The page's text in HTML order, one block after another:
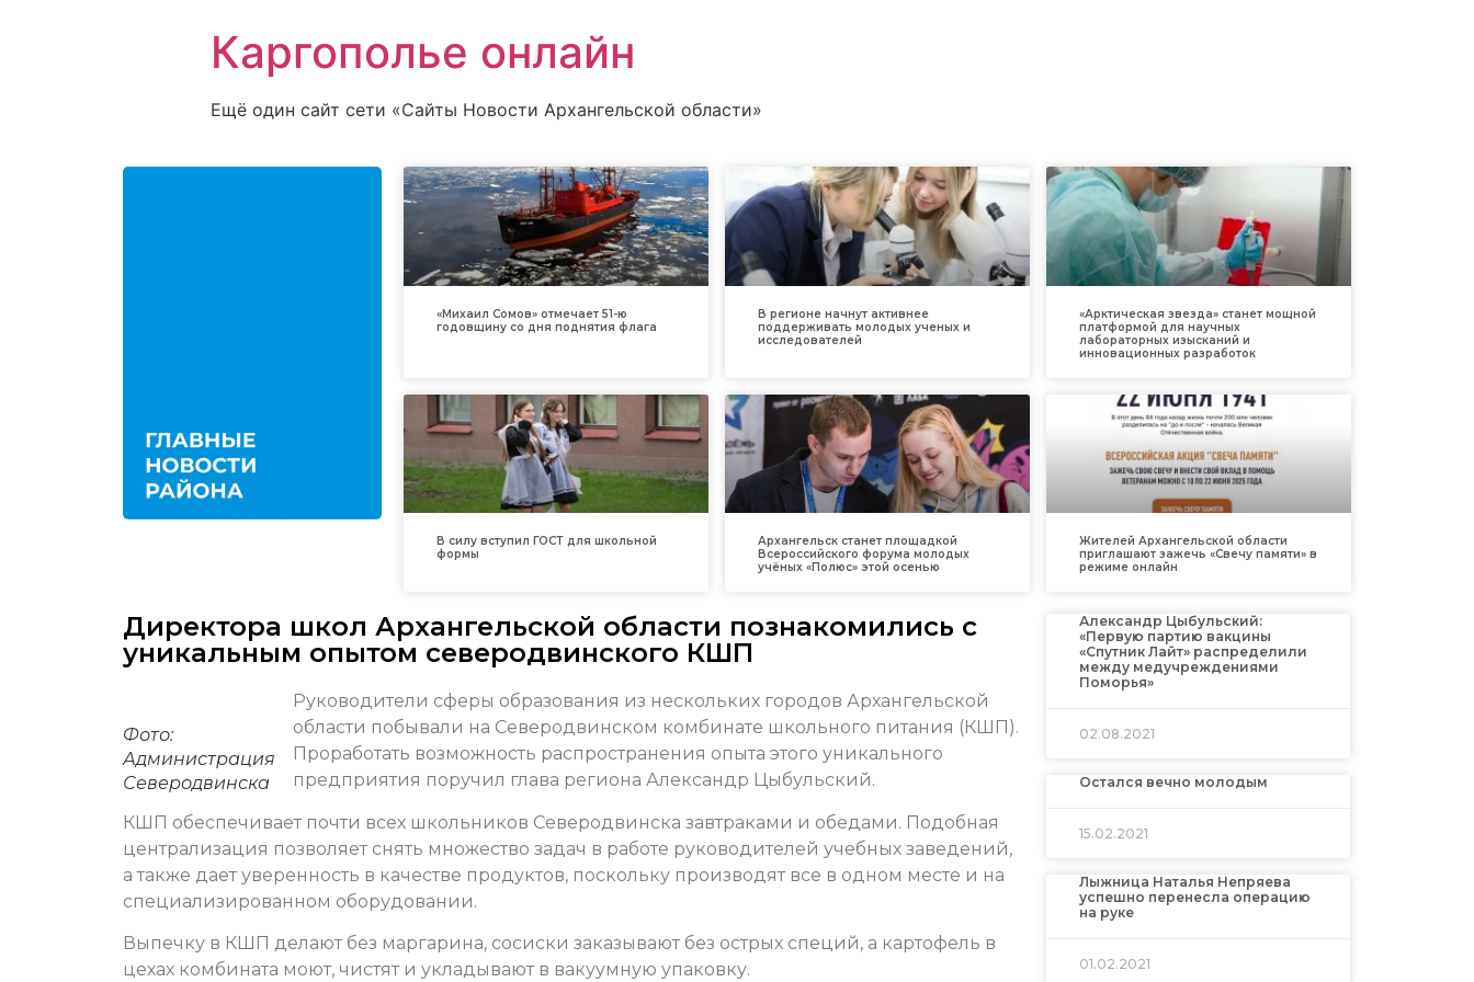
Каргополье онлайн
Ещё один сайт сети «Сайты Новости Архангельской области»
«Михаил Сомов» отмечает 51-ю
годовщину со дня поднятия флага
В регионе начнут активнее
поддерживать молодых ученых и
исследователей
«Арктическая звезда» станет мощной
платформой для научных
лабораторных изысканий и
инновационных разработок
В силу вступил ГОСТ для школьной
формы
Архангельск станет площадкой
Всероссийского форума молодых
учёных «Полюс» этой осенью
Жителей Архангельской области
приглашают зажечь «Свечу памяти» в
режиме онлайн
Директора школ Архангельской области познакомились с
уникальным опытом северодвинского КШП
Фото:
Администрация
Северодвинска
Руководители сферы образования из нескольких городов Архангельской
области побывали на Северодвинском комбинате школьного питания (КШП).
Проработать возможность распространения опыта этого уникального
предприятия поручил глава региона Александр Цыбульский.
КШП обеспечивает почти всех школьников Северодвинска завтраками и обедами. Подобная
централизация позволяет снять множество задач в работе руководителей учебных заведений,
а также дает уверенность в качестве продуктов, поскольку производят все в одном месте и на
специализированном оборудовании.
Выпечку в КШП делают без маргарина, сосиски заказывают без острых специй, а картофель в
цехах комбината моют, чистят и укладывают в вакуумную упаковку.
Александр Цыбульский:
«Первую партию вакцины
«Спутник Лайт» распределили
между медучреждениями
Поморья»
02.08.2021
Остался вечно молодым
15.02.2021
Лыжница Наталья Непряева
успешно перенесла операцию
на руке
01.02.2021